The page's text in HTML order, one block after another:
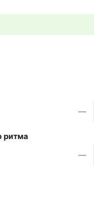
—
ритма
—